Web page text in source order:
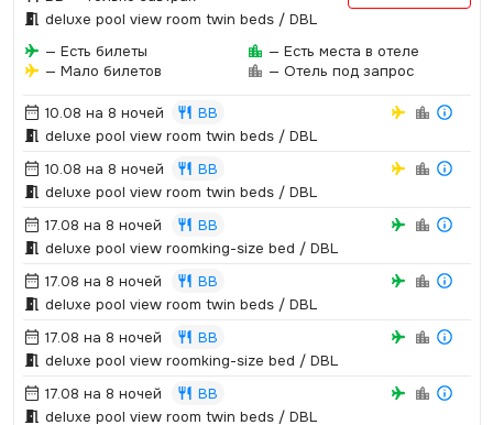
deluxe pool view room twin beds / DBL
— Есть билеты
— Мало билетов
— Есть места в отеле
— Отель под запрос
10.08 на 8 ночей
BB
deluxe pool view room twin beds / DBL
10.08 на 8 ночей
BB
deluxe pool view room twin beds / DBL
17.08 на 8 ночей
BB
deluxe pool view roomking-size bed / DBL
17.08 на 8 ночей
BB
deluxe pool view room twin beds / DBL
17.08 на 8 ночей
BB
deluxe pool view roomking-size bed / DBL
17.08 на 8 ночей
BB
deluxe pool view room twin beds / DBL